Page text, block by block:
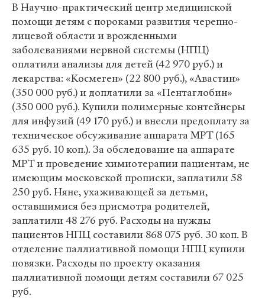
В Научно-практический центр медицинской
помощи детям с пороками развития черепно-
лицевой области и врожденными
заболеваниями нервной системы (НПЦ)
оплатили анализы для детей (42 970 руб.) и
лекарства: «Космеген» (22 800 руб.), «Авастин»
(350 000 руб.) и доплатили за «Пентаглобин»
(350 000 руб.). Купили полимерные контейнеры
для инфузий (49 170 руб.) и внесли предоплату за
техническое обсуживание аппарата МРТ (165
635 руб. 10 коп.). За обследование на аппарате
МРТ и проведение химиотерапии пациентам, не
имеющим московской прописки, заплатили 58
250 руб. Няне, ухаживающей за детьми,
оставшимися без присмотра родителей,
заплатили 48 276 руб. Расходы на нужды
пациентов НПЦ составили 868 075 руб. 30 коп. В
отделение паллиативной помощи НПЦ купили
повязки. Расходы по проекту оказания
паллиативной помощи детям составили 67 025
руб.